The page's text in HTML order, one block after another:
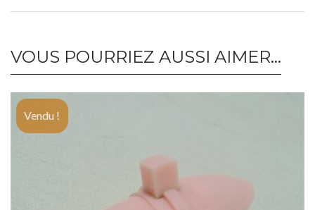
VOUS POURRIEZ AUSSI AIMER…
Vendu !